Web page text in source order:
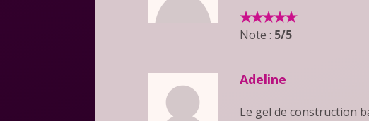
Note : 5/5
Adeline
Le gel de construction